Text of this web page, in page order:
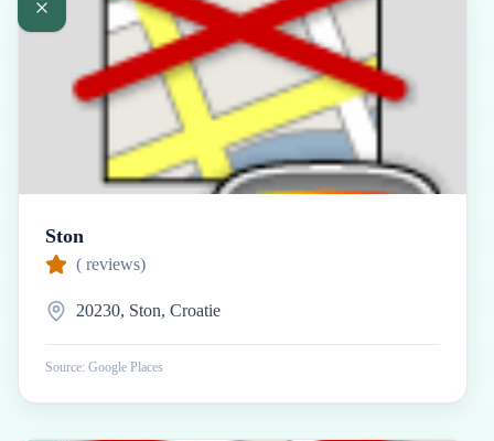
Ston
( reviews)
20230, Ston, Croatie
Source: Google Places